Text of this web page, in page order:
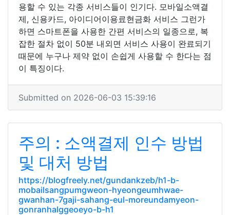
용할 수 있는 각종 서비스들이 인기다. 모바일소액결
제, 신용카드, 아이디어이용료현금화 서비스 그런가
하면 스마트폰을 사용한 간편 서비스의 일종으로, 복
잡한 절차 없이 50분 내외면 서비스 사용이 완료되기
때문에 누구나 제약 없이 손쉽게 사용할 수 한다는 점
이 특징이다.
Submitted on 2026-06-03 15:39:16
주의 : 소액결제 인수 방법
및 대처 방법
https://blogfreely.net/gundankzeb/h1-b-
mobailsangpumgweon-hyeongeumhwae-
gwanhan-7gaji-sahang-eul-moreundamyeon-
gonranhalggeoeyo-b-h1